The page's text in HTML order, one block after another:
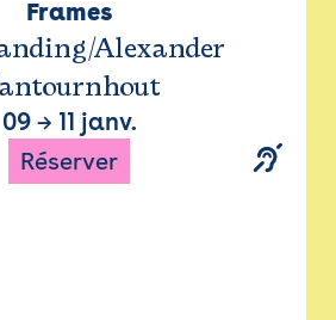
Frames
Alexander
09→ 11 janv.
Réserver